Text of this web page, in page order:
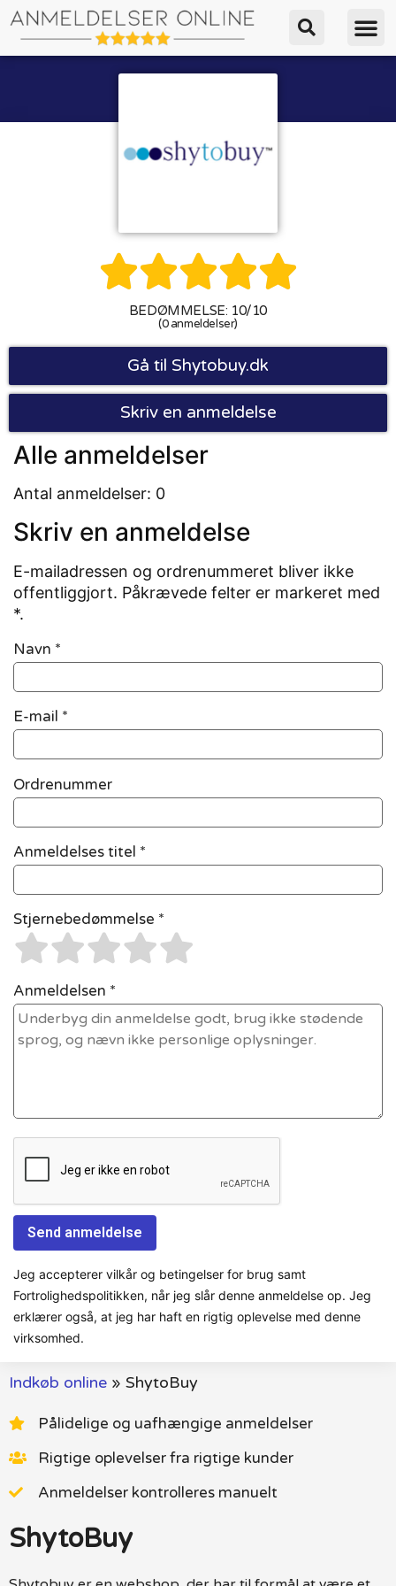

BEDØMMELSE: 10/10
(0 anmeldelser)
Gå til Shytobuy.dk
Skriv en anmeldelse
Alle anmeldelser
Antal anmeldelser: 0
Skriv en anmeldelse
E-mailadressen og ordrenummeret bliver ikke
offentliggjort. Påkrævede felter er markeret med
*.
Navn *
E-mail *
Ordrenummer
Anmeldelses titel *
Stjernebedømmelse *
Anmeldelsen *
Jeg accepterer vilkår og betingelser for brug samt
Fortrolighedspolitikken, når jeg slår denne anmeldelse op. Jeg
erklærer også, at jeg har haft en rigtig oplevelse med denne
virksomhed.
Indkøb online » ShytoBuy
Pålidelige og uafhængige anmeldelser
Rigtige oplevelser fra rigtige kunder
Anmeldelser kontrolleres manuelt
ShytoBuy